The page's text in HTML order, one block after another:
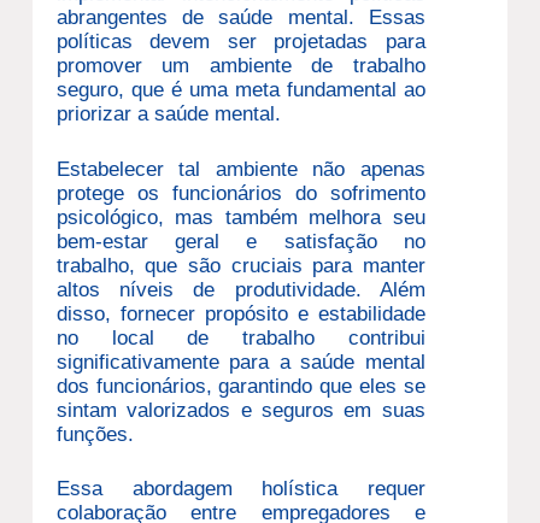
abrangentes de saúde mental. Essas
políticas devem ser projetadas para
promover um ambiente de trabalho
seguro, que é uma meta fundamental ao
priorizar a saúde mental.
Estabelecer tal ambiente não apenas
protege os funcionários do sofrimento
psicológico, mas também melhora seu
bem-estar geral e satisfação no
trabalho, que são cruciais para manter
altos níveis de produtividade. Além
disso, fornecer propósito e estabilidade
no local de trabalho contribui
significativamente para a saúde mental
dos funcionários, garantindo que eles se
sintam valorizados e seguros em suas
funções.
Essa abordagem holística requer
colaboração entre empregadores e